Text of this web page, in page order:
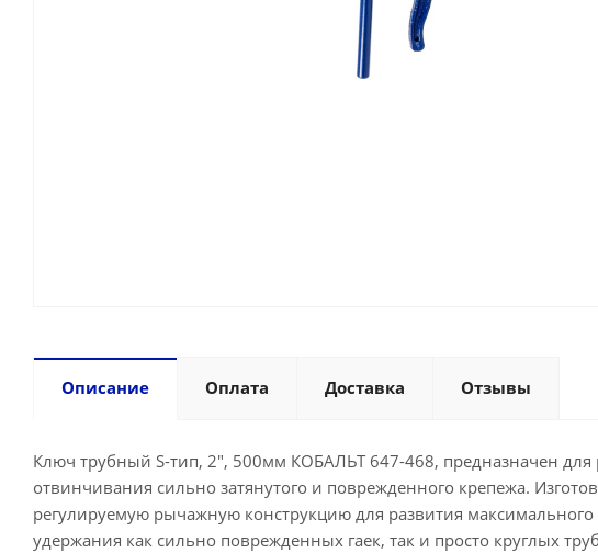
Описание Оплата Доставка Отзывы
Ключ трубный S-тип, 2", 500мм КОБАЛЬТ 647-468, предназначен
отвинчивания сильно затянутого и поврежденного крепежа.
регулируемую рычажную конструкцию для развития
удержания как сильно поврежденных гаек, так и просто круглых